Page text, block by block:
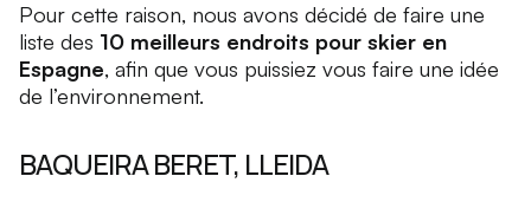
Pour cette raison, nous avons décidé de faire une
liste des 10 meilleurs endroits pour skier en
Espagne, afin que vous puissiez vous faire une idée
de l’environnement.
BAQUEIRA BERET, LLEIDA